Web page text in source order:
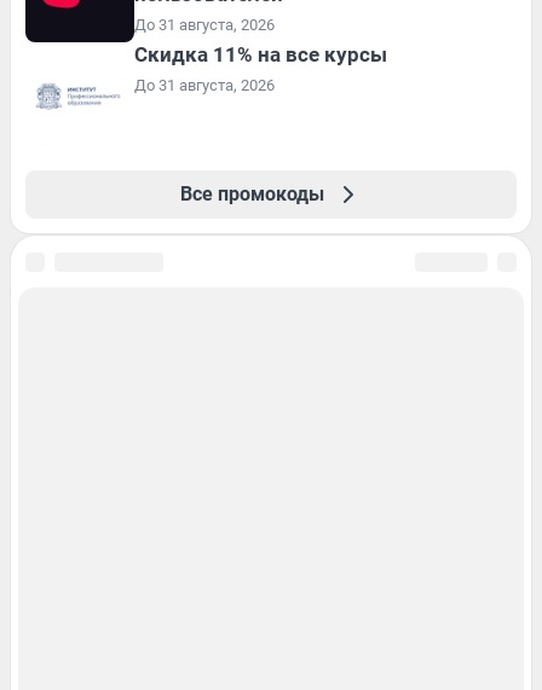
До 31 августа, 2026
Скидка 11% на все курсы
До 31 августа, 2026
Все промокоды